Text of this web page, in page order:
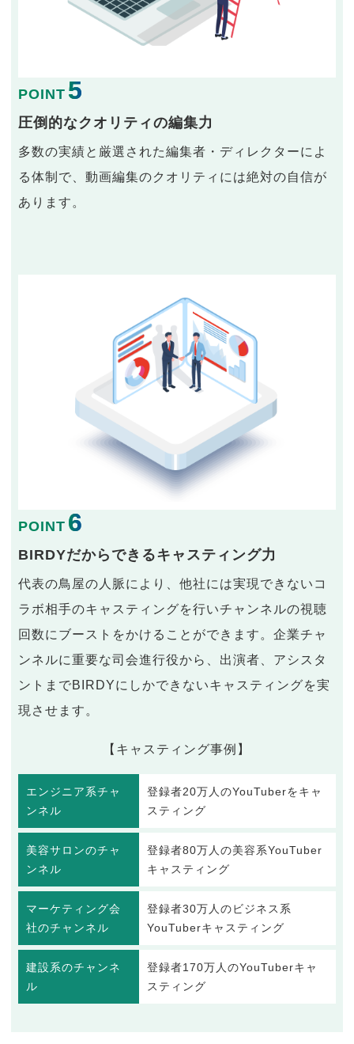
POINT 5
圧倒的なクオリティの編集力
多数の実績と厳選された編集者・ディレクターによ
る体制で、動画編集のクオリティには絶対の自信が
あります。
POINT 6
BIRDYだからできるキャスティング力
代表の鳥屋の人脈により、他社には実現できないコ
ラボ相手のキャスティングを行いチャンネルの視聴
回数にブーストをかけることができます。企業チャ
ンネルに重要な司会進行役から、出演者、アシスタ
ントまでBIRDYにしかできないキャスティングを実
現させます。
【キャスティング事例】
エンジニア系チャ
ンネル
登録者20万人のYouTuberをキャ
スティング
美容サロンのチャ
ンネル
登録者80万人の美容系YouTuber
キャスティング
マーケティング会
社のチャンネル
登録者30万人のビジネス系
YouTuberキャスティング
建設系のチャンネ
ル
登録者170万人のYouTuberキャ
スティング